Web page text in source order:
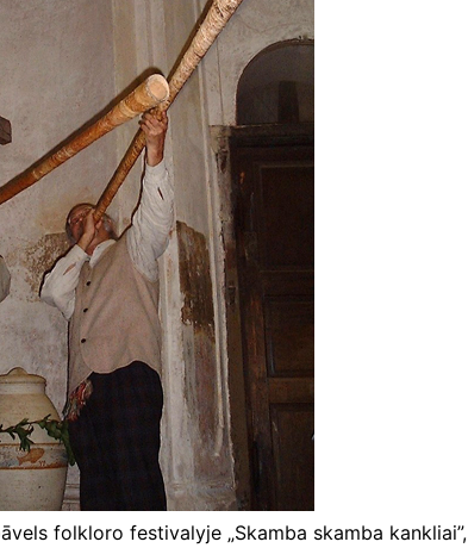
folkloro festivalyje „Skamba skamba kankliai”,